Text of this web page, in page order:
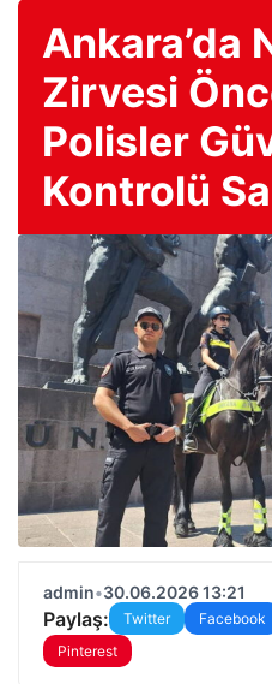
Ankara’da
Zirvesi
Polisler
Kontrolü
admin•30.06.2026 13:21
Paylaş: Twitter Facebook
Pinterest